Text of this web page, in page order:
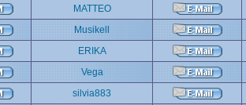
MATTEO
Musikell
ERIKA
Vega
silvia883